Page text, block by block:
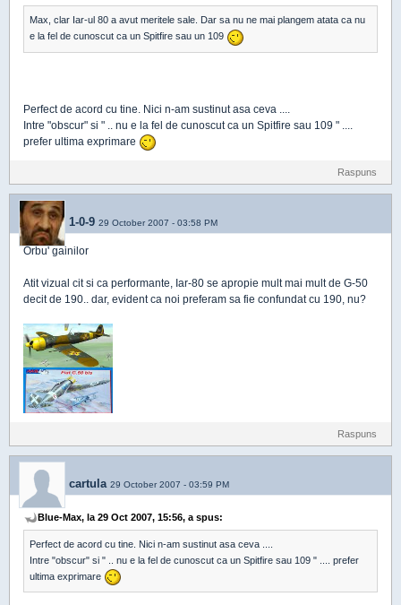
Max, clar Iar-ul 80 a avut meritele sale. Dar sa nu ne mai plangem atata ca nu
e la fel de cunoscut ca un Spitfire sau un 109
Perfect de acord cu tine. Nici n-am sustinut asa ceva ....
Intre "obscur" si " .. nu e la fel de cunoscut ca un Spitfire sau 109 " ....
prefer ultima exprimare
Raspuns
1-0-9 29 October 2007 - 03:58 PM
Orbu' gainilor
Atit vizual cit si ca performante, Iar-80 se apropie mult mai mult de G-50
decit de 190.. dar, evident ca noi preferam sa fie confundat cu 190, nu?
Raspuns
cartula 29 October 2007 - 03:59 PM
Blue-Max, la 29 Oct 2007, 15:56, a spus:
Perfect de acord cu tine. Nici n-am sustinut asa ceva ....
Intre "obscur" si " .. nu e la fel de cunoscut ca un Spitfire sau 109 " .... prefer
ultima exprimare